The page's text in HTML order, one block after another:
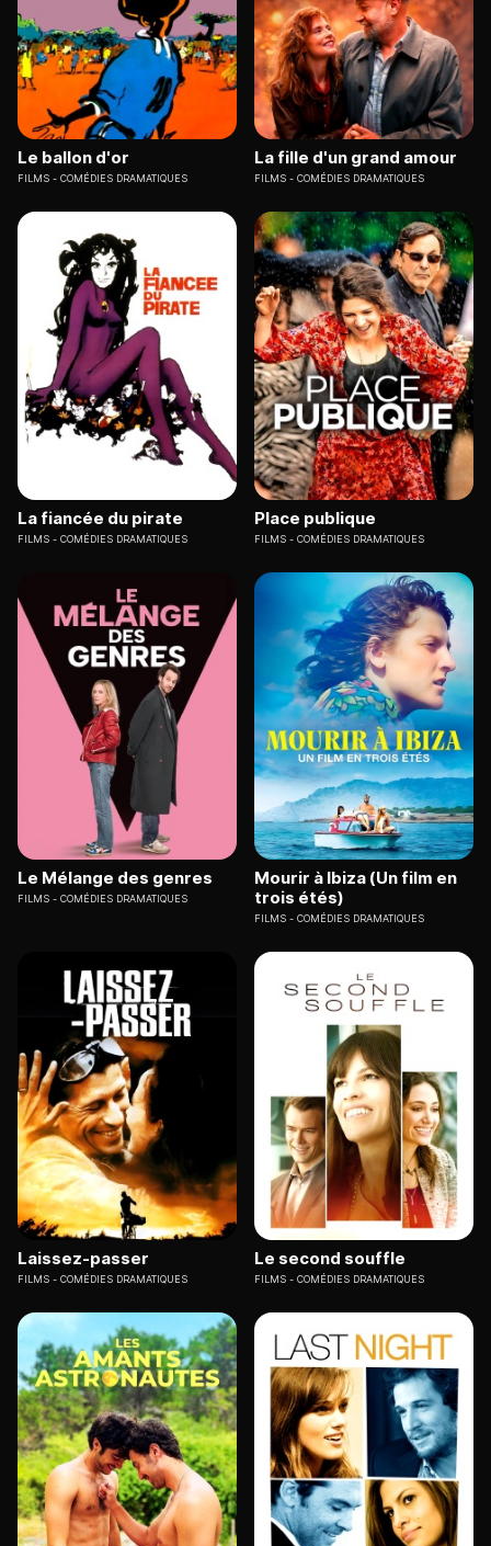
Le ballon d'or
FILMS COMÉDIES DRAMATIQUES
La fille d'un grand amour
FILMS COMÉDIES DRAMATIQUES
La fiancée du pirate
FILMS COMÉDIES DRAMATIQUES
Place publique
FILMS COMÉDIES DRAMATIQUES
Le Mélange des genres
FILMS COMÉDIES DRAMATIQUES
Mourir à Ibiza (Un film en
trois étés)
FILMS COMÉDIES DRAMATIQUES
Laissez-passer
FILMS COMÉDIES DRAMATIQUES
Le second souffle
FILMS COMÉDIES DRAMATIQUES